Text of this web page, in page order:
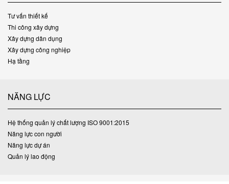
Tư vấn thiết kế
Thi công xây dựng
Xây dựng dân dụng
Xây dựng công nghiệp
Hạ tầng
NĂNG LỰC
Hệ thống quản lý chất lượng ISO 9001:2015
Năng lực con người
Năng lực dự án
Quản lý lao động